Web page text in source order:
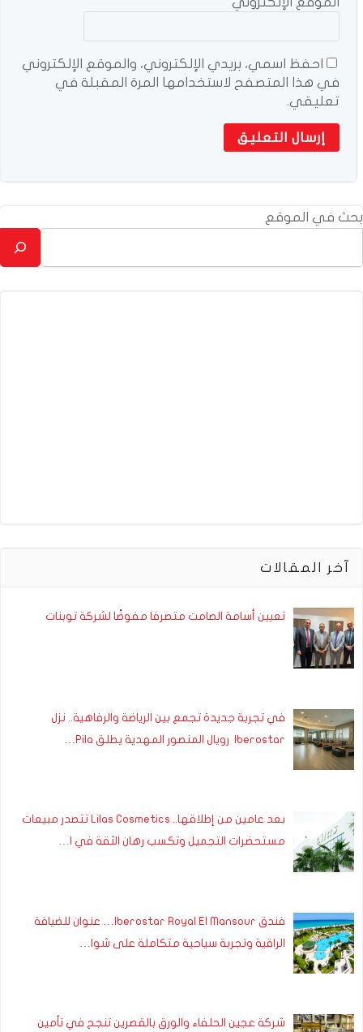
احفظ اسمي، بريدي الإلكتروني، والموقع الإلكتروني
في هذا المتصفح لاستخدامها المرة المقبلة في
تعليقي.
بحث في الموقع
آخر المقالات
تعيين أسامة الصامت متصرفا مفوضًا لشركة توبنات
في تجربة جديدة تجمع بين الرياضة والرفاهية.. نزل
Iberostar رويال المنصور المهدية يطلق Pila…
بعد عامين من إطلاقها.. Lilas Cosmetics تتصدر مبيعات
مستحضرات التجميل وتكسب رهان الثقة في ا…
فندق Iberostar Royal El Mansour… عنوان للضيافة
الراقية وتجربة سياحية متكاملة على شوا…
شركة عجين الحلفاء والورق بالقصرين تنجح في تأمين